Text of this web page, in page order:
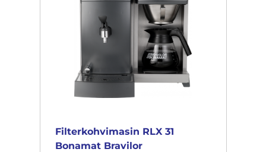
Filterkohvimasin RLX 31
Bonamat Bravilor